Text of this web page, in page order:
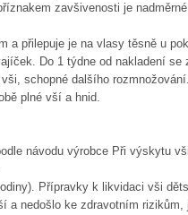
zavšivenosti je
a přilepuje je na vlasy těsně u
Do 1 týdne od nakladení se
schopné dalšího
plné vší a hnid.
návodu výrobce Při výskytu
Přípravky k likvidaci vši
a nedošlo ke zdravotním rizikům,